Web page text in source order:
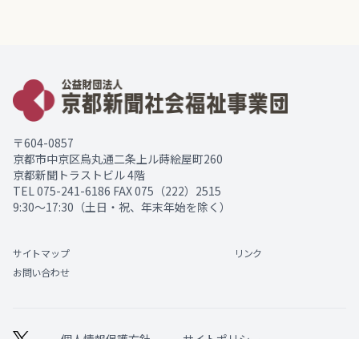
〒604-0857
京都市中京区烏丸通二条上ル蒔絵屋町260
京都新聞トラストビル 4階
TEL 075-241-6186 FAX 075（222）2515
9:30～17:30（土日・祝、年末年始を除く）
サイトマップ
リンク
お問い合わせ